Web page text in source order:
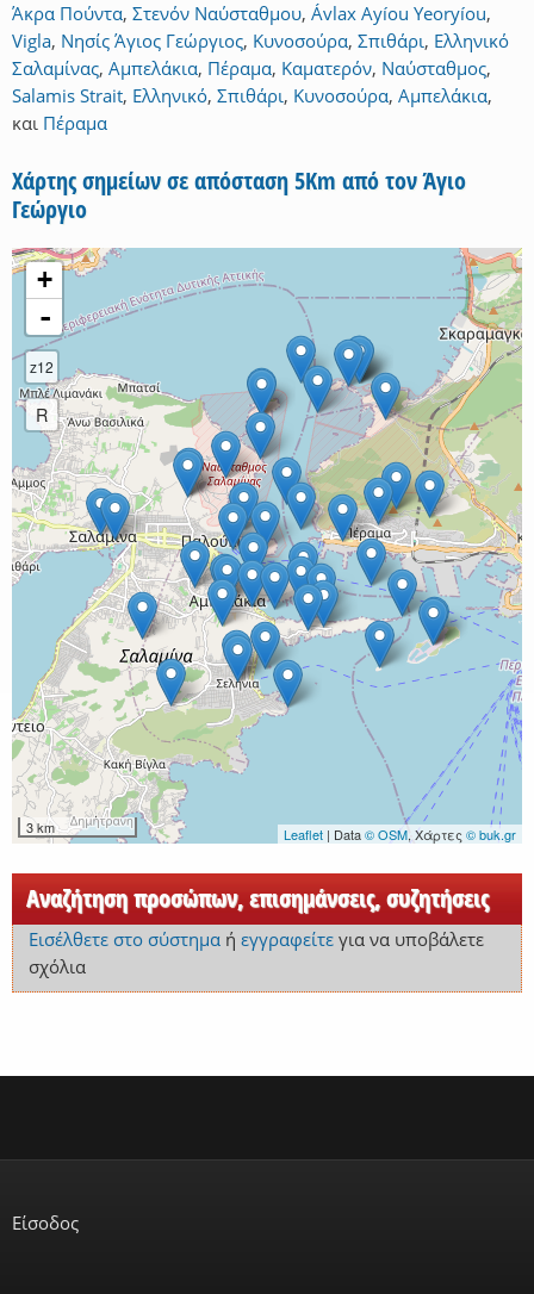
Άκρα Πούντα, Στενόν Ναύσταθμου, Ávlax Ayíou Yeoryíou,
Vigla, Νησίς Άγιος Γεώργιος, Κυνοσούρα, Σπιθάρι, Ελληνικό
Σαλαμίνας, Αμπελάκια, Πέραμα, Καματερόν, Ναύσταθμος,
Salamis Strait, Ελληνικό, Σπιθάρι, Κυνοσούρα, Αμπελάκια,
και Πέραμα
Χάρτης σημείων σε απόσταση 5Km από τον Άγιο
Γεώργιο
+
-
z12
R
3 km Leaflet | Data© OSM, Χάρτες © buk.gr
Αναζήτηση προσώπων, επισημάνσεις, συζητήσεις
Εισέλθετε στο σύστημαή εγγραφείτεγια να υποβάλετε
σχόλια
Είσοδος